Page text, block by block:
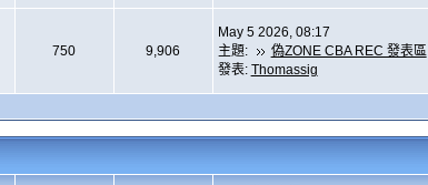
750 9,906
May 5 2026, 08:17
主題:
偽ZONE CBA REC 發表區
發表: Thomassig